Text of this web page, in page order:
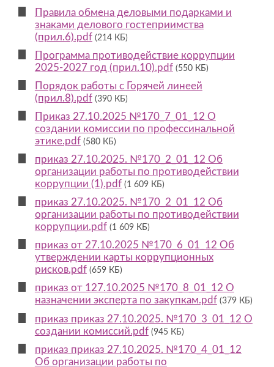
Правила обмена деловыми подарками и
знаками делового гостеприимства
(прил.6).pdf (214 КБ)
Программа противодействие коррупции
2025-2027 год (прил.10).pdf (550 КБ)
Порядок работы с Горячей линеей
(прил.8).pdf (390 КБ)
Приказ 27.10.2025 №170_7_01_12 О
создании комиссии по профессинальной
этике.pdf (580 КБ)
приказ 27.10.2025. №170_2_01_12 Об
организации работы по противодействии
коррупции (1).pdf (1 609 КБ)
приказ 27.10.2025. №170_2_01_12 Об
организации работы по противодействии
коррупции.pdf (1 609 КБ)
приказ от 27.10.2025 №170_6_01_12 Об
утверждении карты коррупционных
рисков.pdf (659 КБ)
приказ от 127.10.2025 №170_8_01_12 О
назначении эксперта по закупкам.pdf (379 КБ)
приказ приказ 27.10.2025. №170_3_01_12 О
создании комиссий.pdf (945 КБ)
приказ приказ 27.10.2025. №170_4_01_12
Об организации работы по